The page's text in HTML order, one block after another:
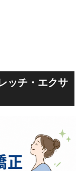
ッチ・エクサ